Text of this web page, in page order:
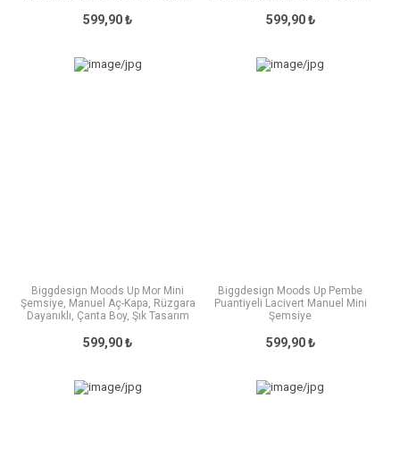
599,90 ₺ 599,90 ₺
Biggdesign Moods Up Mor Mini
Şemsiye, Manuel Aç-Kapa, Rüzgara
Dayanıklı, Çanta Boy, Şık Tasarım
599,90 ₺
Biggdesign Moods Up Pembe
Puantiyeli Lacivert Manuel Mini
Şemsiye
599,90 ₺